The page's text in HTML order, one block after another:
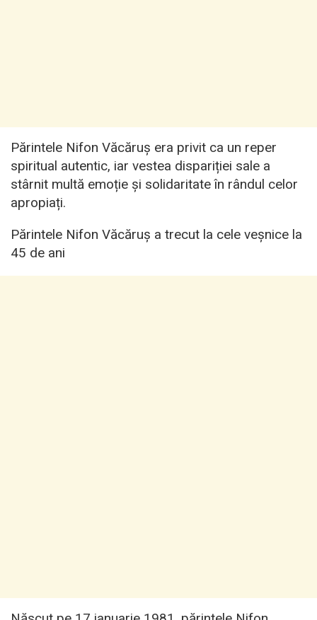
Părintele Nifon Văcăruș era privit ca un reper
spiritual autentic, iar vestea dispariției sale a
stârnit multă emoție și solidaritate în rândul celor
apropiați.
Părintele Nifon Văcăruș a trecut la cele veșnice la
45 de ani